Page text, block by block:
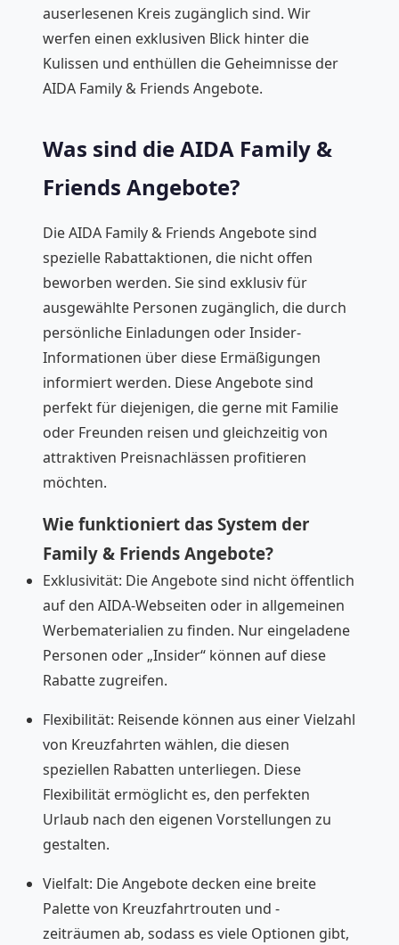
auserlesenen Kreis zugänglich sind. Wir
werfen einen exklusiven Blick hinter die
Kulissen und enthüllen die Geheimnisse der
AIDA Family & Friends Angebote.
Was sind die AIDA Family &
Friends Angebote?
Die AIDA Family & Friends Angebote sind
spezielle Rabattaktionen, die nicht offen
beworben werden. Sie sind exklusiv für
ausgewählte Personen zugänglich, die durch
persönliche Einladungen oder Insider-
Informationen über diese Ermäßigungen
informiert werden. Diese Angebote sind
perfekt für diejenigen, die gerne mit Familie
oder Freunden reisen und gleichzeitig von
attraktiven Preisnachlässen profitieren
möchten.
Wie funktioniert das System der
Family & Friends Angebote?
Exklusivität: Die Angebote sind nicht öffentlich
auf den AIDA-Webseiten oder in allgemeinen
Werbematerialien zu finden. Nur eingeladene
Personen oder „Insider“ können auf diese
Rabatte zugreifen.
Flexibilität: Reisende können aus einer Vielzahl
von Kreuzfahrten wählen, die diesen
speziellen Rabatten unterliegen. Diese
Flexibilität ermöglicht es, den perfekten
Urlaub nach den eigenen Vorstellungen zu
gestalten.
Vielfalt: Die Angebote decken eine breite
Palette von Kreuzfahrtrouten und -
zeiträumen ab, sodass es viele Optionen gibt,